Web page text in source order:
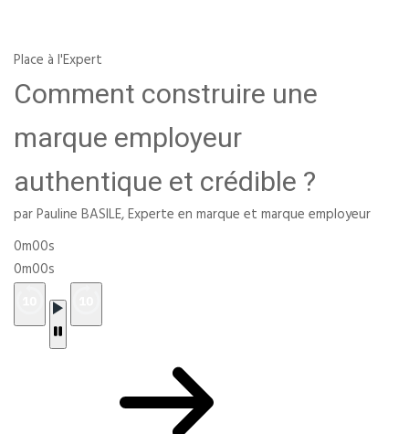
Place à l'Expert
Comment construire une
marque employeur
authentique et crédible ?
par Pauline BASILE, Experte en marque et marque employeur
0m00s
0m00s